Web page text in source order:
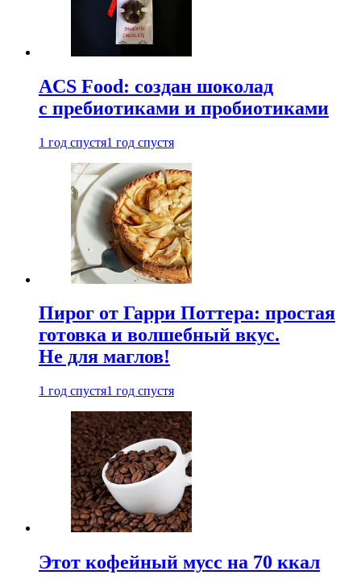
ACS Food: создан шоколад
с пребиотиками и пробиотиками
1 год спустя1 год спустя
Пирог от Гарри Поттера: простая
готовка и волшебный вкус.
Не для маглов!
1 год спустя1 год спустя
Этот кофейный мусс на 70 ккал